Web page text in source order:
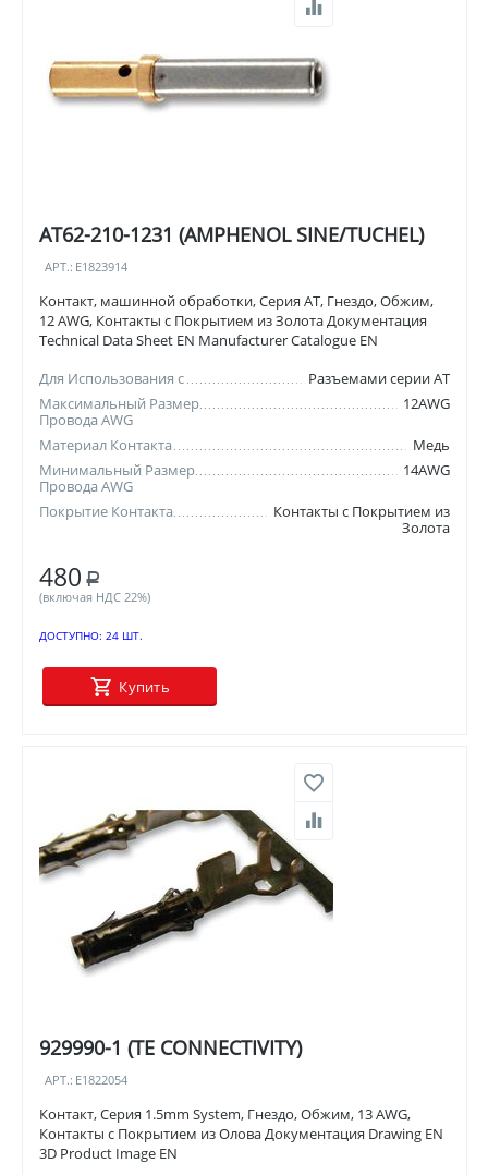
AT62-210-1231 (AMPHENOL SINE/TUCHEL)
АРТ.: E1823914
Контакт, машинной обработки, Серия AT, Гнездо, Обжим,
12 AWG, Контакты с Покрытием из Золота Документация
Technical Data Sheet EN Manufacturer Catalogue EN
Для Использования с
Разъемами серии AT
Максимальный Размер
Провода AWG
12AWG
Материал Контакта
Медь
Минимальный Размер
Провода AWG
14AWG
Покрытие Контакта
Контакты с Покрытием из
Золота
480 Р
(включая НДС 22%)
ДОСТУПНО: 24 ШТ.
Купить
929990-1 (TE CONNECTIVITY)
АРТ.: E1822054
Контакт, Серия 1.5mm System, Гнездо, Обжим, 13 AWG,
Контакты с Покрытием из Олова Документация Drawing EN
3D Product Image EN